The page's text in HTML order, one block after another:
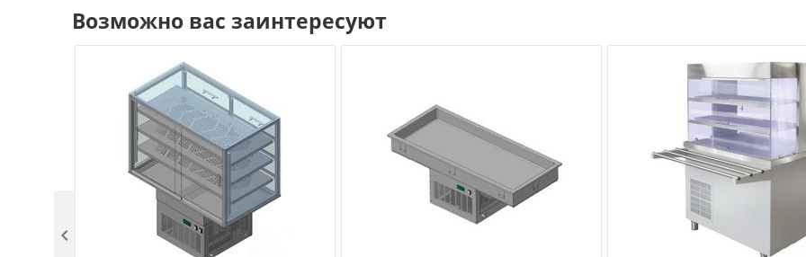
Возможно вас заинтересуют
